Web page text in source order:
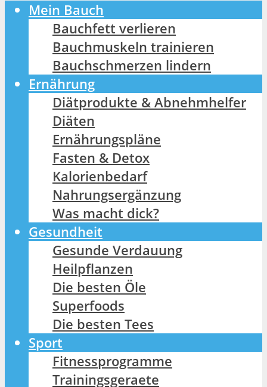
Mein Bauch
Bauchfett verlieren
Bauchmuskeln trainieren
Bauchschmerzen lindern
Ernährung
Diätprodukte & Abnehmhelfer
Diäten
Ernährungspläne
Fasten & Detox
Kalorienbedarf
Nahrungsergänzung
Was macht dick?
Gesundheit
Gesunde Verdauung
Heilpflanzen
Die besten Öle
Superfoods
Die besten Tees
Sport
Fitnessprogramme
Trainingsgeraete